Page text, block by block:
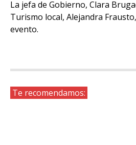
La jefa de Gobierno, Clara
Turismo local, Alejandra
evento.
Te recomendamos: